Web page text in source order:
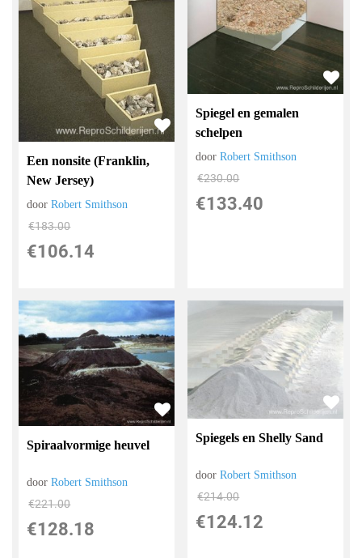
Een nonsite (Franklin,
New Jersey)
doorRobert Smithson
€183.00
€106.14
Spiegel en gemalen
schelpen
doorRobert Smithson
€230.00
€133.40
Spiraalvormige heuvel
doorRobert Smithson
€221.00
€128.18
Spiegels en Shelly Sand
doorRobert Smithson
€214.00
€124.12